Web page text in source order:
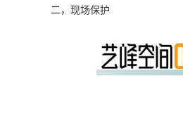
二，现场保护